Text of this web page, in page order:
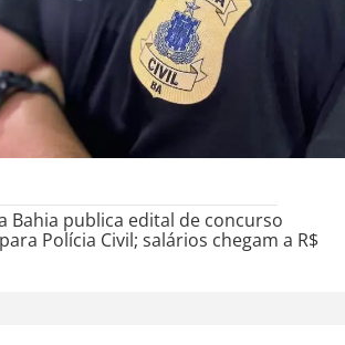
Bahia publica edital de concurso
Polícia Civil; salários chegam a R$